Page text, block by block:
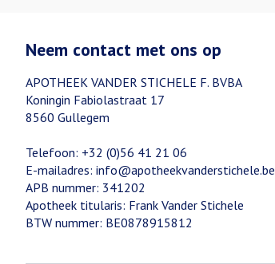
Neem contact met ons op
APOTHEEK VANDER STICHELE F. BVBA
Koningin Fabiolastraat 17
8560 Gullegem
Telefoon: +32 (0)56 41 21 06
E-mailadres: info@apotheekvanderstichele.be
APB nummer: 341202
Apotheek titularis: Frank Vander Stichele
BTW nummer: BE0878915812